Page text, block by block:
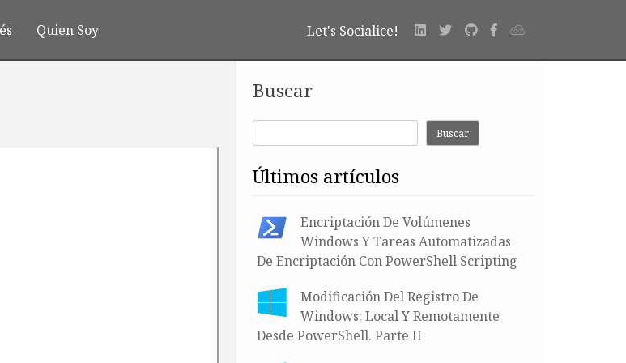
Quien Soy Let's Socialice!
Buscar
Buscar
últimos artículos
Encriptación De Volúmenes
Windows Y Tareas Automatizadas
De Encriptación Con PowerShell Scripting
Modificación Del Registro De
Windows: Local Y Remotamente
Desde PowerShell. Parte II